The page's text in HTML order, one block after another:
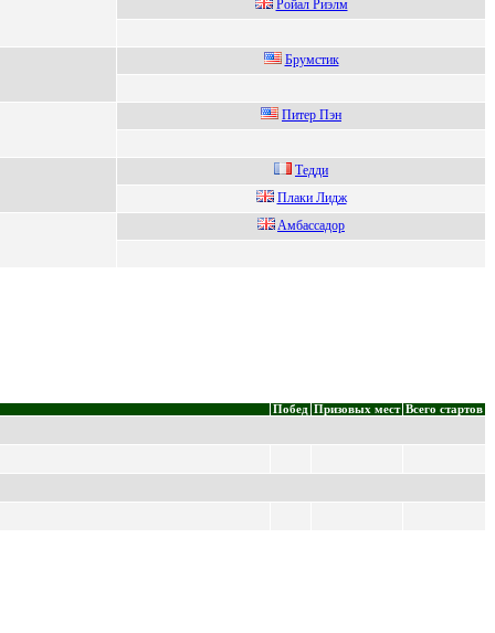
Рoйaл Риэлм
Брумcтик
Питеp Пэн
Tедди
Плаки Лидж
Aмбаccадoр
Побед Призовых мест Всего стартов